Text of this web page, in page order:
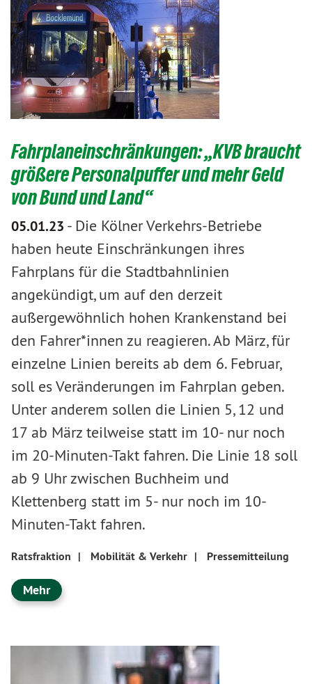
Fahrplaneinschränkungen: „KVB braucht
größere Personalpuffer und mehr Geld
von Bund und Land“
05.01.23 - Die Kölner Verkehrs-Betriebe
haben heute Einschränkungen ihres
Fahrplans für die Stadtbahnlinien
angekündigt, um auf den derzeit
außergewöhnlich hohen Krankenstand bei
den Fahrer*innen zu reagieren. Ab März, für
einzelne Linien bereits ab dem 6. Februar,
soll es Veränderungen im Fahrplan geben.
Unter anderem sollen die Linien 5, 12 und
17 ab März teilweise statt im 10- nur noch
im 20-Minuten-Takt fahren. Die Linie 18 soll
ab 9 Uhr zwischen Buchheim und
Klettenberg statt im 5- nur noch im 10-
Minuten-Takt fahren.
Ratsfraktion | Mobilität & Verkehr | Pressemitteilung
Mehr